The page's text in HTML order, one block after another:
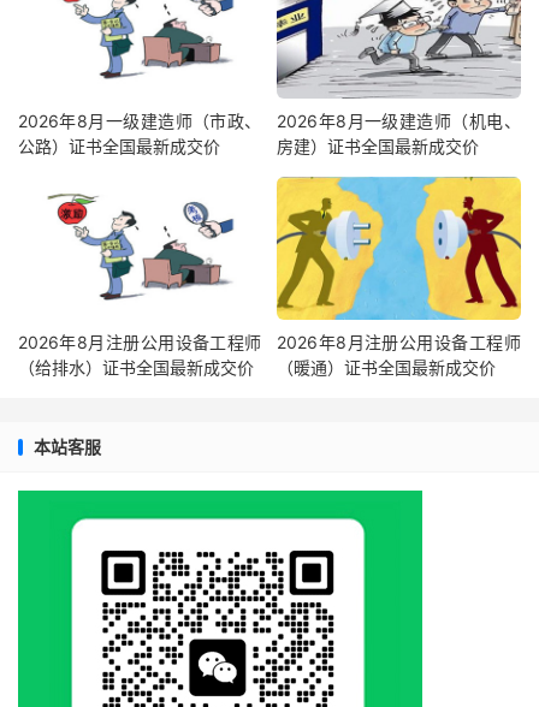
2026年8月一级建造师（市政、
公路）证书全国最新成交价
2026年8月一级建造师（机电、
房建）证书全国最新成交价
2026年8月注册公用设备工程师
（给排水）证书全国最新成交价
2026年8月注册公用设备工程师
（暖通）证书全国最新成交价
本站客服